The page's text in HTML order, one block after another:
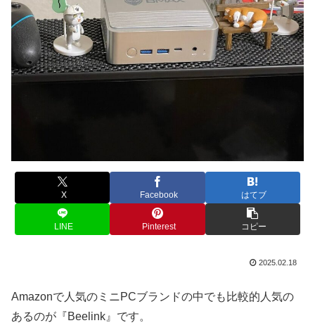
X Facebook はてブ
LINE Pinterest コピー
2025.02.18
Amazonで人気のミニPCブランドの中でも比較的人気の
あるのが『Beelink』です。